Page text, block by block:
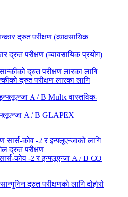
द्रुत परीक्षण (व्यावसायिक प्रयोग)
द्रुत परीक्षण लारका लागि
A / B GLAPEX
कोव -2 र इन्फ्लूएन्जा A / B CO